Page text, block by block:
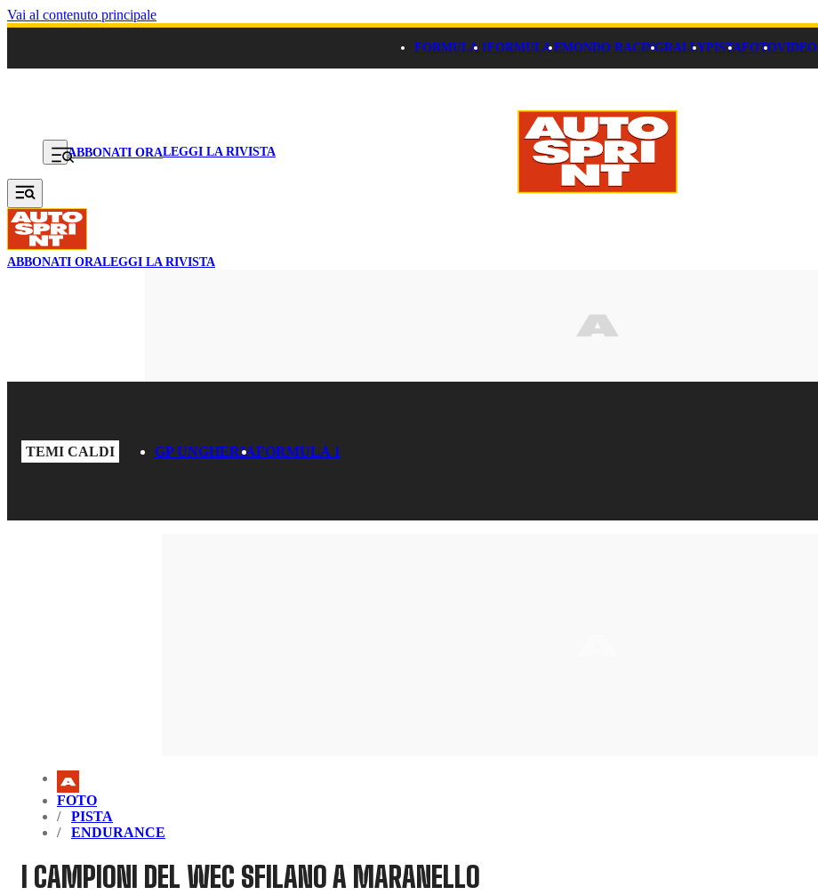
Vai al contenuto principale
FORMULA 1FORMULA EMONDO RACINGRALLYPISTAFOTOVIDEO
ABBONATI ORALEGGI LA RIVISTA
ABBONATI ORALEGGI LA RIVISTA
TEMI CALDI GP UNGHERIAFORMULA 1
FOTO
PISTA
ENDURANCE
I CAMPIONI DEL WEC SFILANO A MARANELLO